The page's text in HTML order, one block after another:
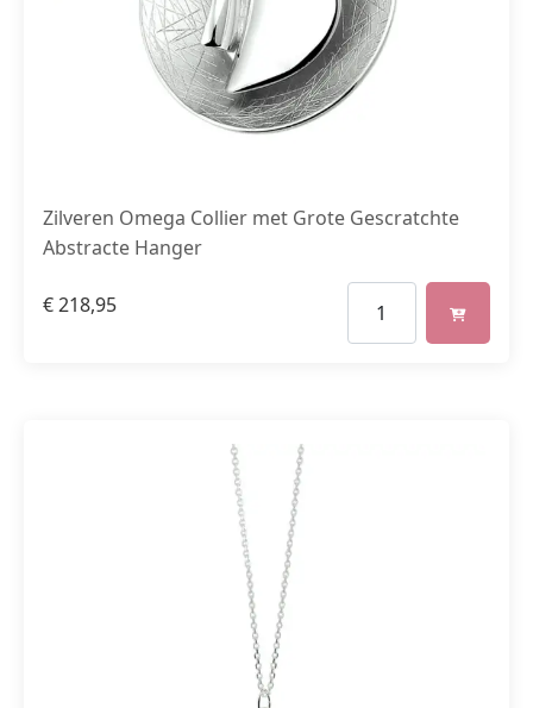
Zilveren Omega Collier met Grote Gescratchte
Abstracte Hanger
€218,95